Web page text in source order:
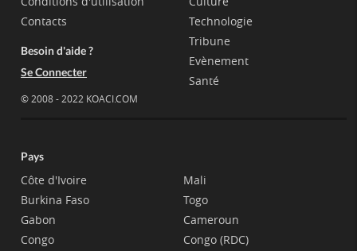
Contacts
Besoin d'aide ?
Se Connecter
© 2008 - 2022 KOACI.COM
Technologie
Tribune
Evènement
Santé
Pays
Côte d'Ivoire
Burkina Faso
Gabon
Congo
Mali
Togo
Cameroun
Congo (RDC)